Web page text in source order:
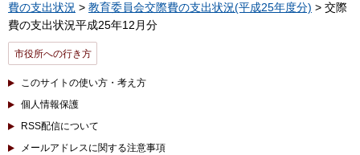
費の支出状況 > 教育委員会交際費の支出状況(平成25年度分) > 交際
費の支出状況平成25年12月分
市役所への行き方
このサイトの使い方・考え方
個人情報保護
RSS配信について
メールアドレスに関する注意事項